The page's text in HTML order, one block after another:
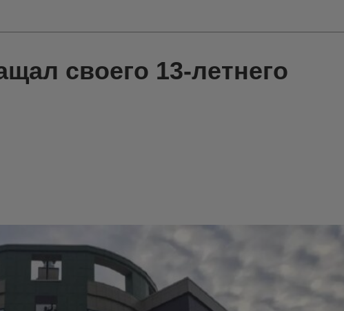
своего 13-летнего